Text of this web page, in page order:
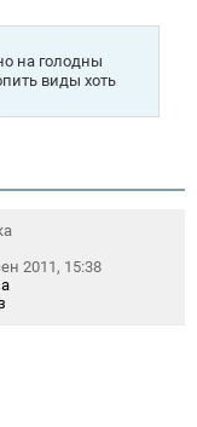
на голодны
виды хоть
2011, 15:38